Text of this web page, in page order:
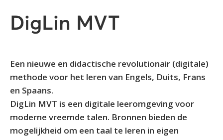
DigLin MVT
Een nieuwe en didactische revolutionair (digitale)
methode voor het leren van Engels, Duits, Frans
en Spaans.
DigLin MVT is een digitale leeromgeving voor
moderne vreemde talen. Bronnen bieden de
mogelijkheid om een taal te leren in eigen